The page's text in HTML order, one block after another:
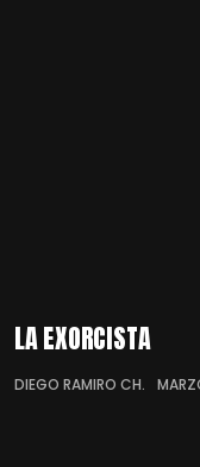
LA EXORCISTA
DIEGO RAMIRO CH.